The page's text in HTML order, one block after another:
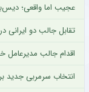
عجیب اما واقعی؛
تقابل جالب دو
اقدام جالب مدیرعامل
انتخاب سرمربی